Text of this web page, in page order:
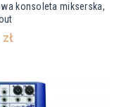
konsoleta mikserska,